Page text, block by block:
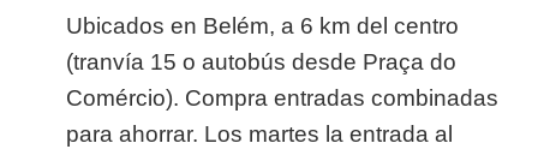
Ubicados en Belém, a 6 km del centro
(tranvía 15 o autobús desde Praça do
Comércio). Compra entradas combinadas
para ahorrar. Los martes la entrada al